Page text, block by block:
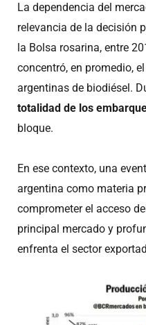
La dependencia del
relevancia de la decisión
la Bolsa rosarina, entre
concentró, en promedio,
argentinas de biodiésel.
totalidad de los
bloque.
En ese contexto, una
argentina como materia
comprometer el acceso
principal mercado y
enfrenta el sector